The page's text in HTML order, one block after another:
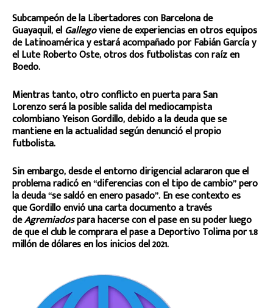
Subcampeón de la Libertadores con Barcelona de
Guayaquil, elGallegoviene de experiencias en otros equipos
de Latinoamérica y estará acompañado por Fabián García y
el Lute Roberto Oste, otros dos futbolistas con raíz en
Boedo.
Mientras tanto, otro conflicto en puerta para San
Lorenzo será la posible salida del mediocampista
colombiano Yeison Gordillo, debido a la deuda que se
mantiene en la actualidad según denunció el propio
futbolista.
Sin embargo, desde el entorno dirigencial aclararon que el
problema radicó en “diferencias con el tipo de cambio” pero
la deuda “se saldó en enero pasado”. En ese contexto es
que Gordillo envió una carta documento a través
deAgremiadospara hacerse con el pase en su poder luego
de que el club le comprara el pase a Deportivo Tolima por 1.8
millón de dólares en los inicios del 2021.